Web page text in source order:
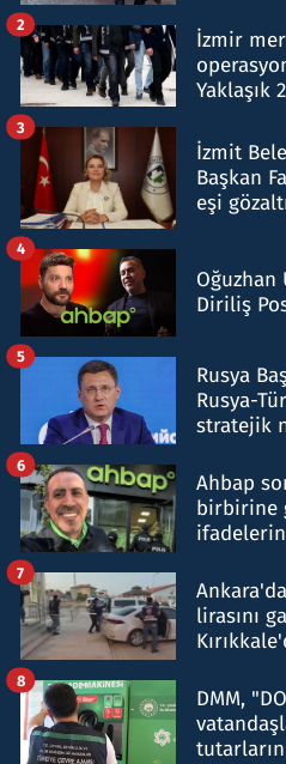
İzmir
Yaklaşık
2
İzmit
Başkan
eşi
3
Oğuzhan
Diriliş
4
Rusya
Rusya-
stratejik
5
Ahbap
birbirine
6
lirasını
7
DMM,
8